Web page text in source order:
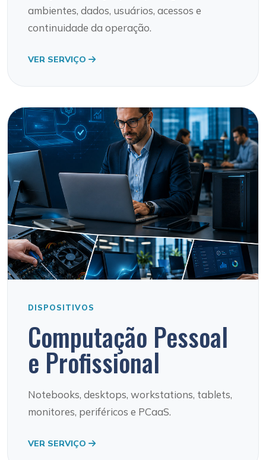
ambientes, dados, usuários, acessos e
continuidade da operação.
VER SERVIÇO
DISPOSITIVOS
Computação Pessoal
e Profissional
Notebooks, desktops, workstations, tablets,
monitores, periféricos e PCaaS.
VER SERVIÇO